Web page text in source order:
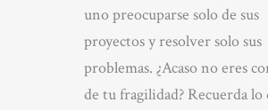
uno preocuparse solo de sus
proyectos y resolver solo sus
problemas. ¿Acaso no eres
de tu fragilidad? Recuerda lo